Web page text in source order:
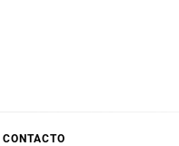
CONTACTO